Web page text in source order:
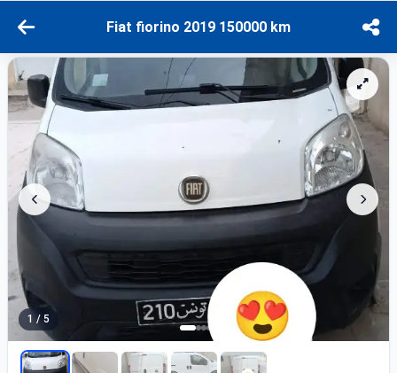
Fiat fiorino 2019 150000 km
1 / 5